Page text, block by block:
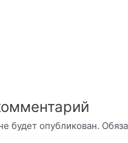
будет опубликован.